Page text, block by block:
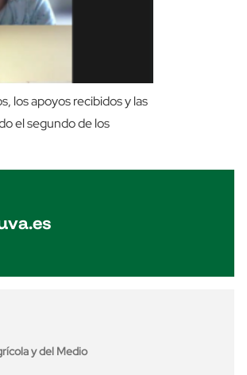
los apoyos recibidos y las
el segundo de los
y del Medio